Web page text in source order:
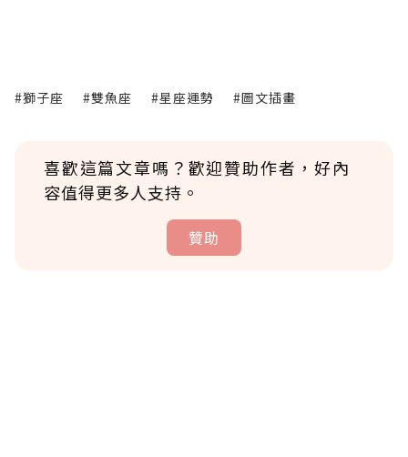
#獅子座 #雙魚座 #星座運勢 #圖文插畫
喜歡這篇文章嗎？歡迎贊助作者，好內
容值得更多人支持。
贊助